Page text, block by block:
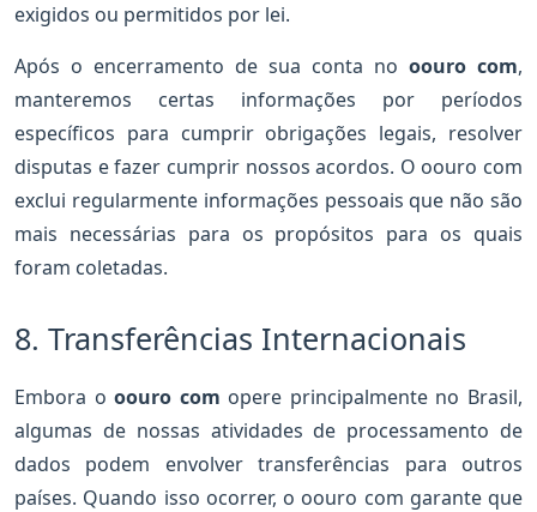
exigidos ou permitidos por lei.
Após o encerramento de sua conta no oouro com,
manteremos certas informações por períodos
específicos para cumprir obrigações legais, resolver
disputas e fazer cumprir nossos acordos. O oouro com
exclui regularmente informações pessoais que não são
mais necessárias para os propósitos para os quais
foram coletadas.
8. Transferências Internacionais
Embora ooouro com opere principalmente no Brasil,
algumas de nossas atividades de processamento de
dados podem envolver transferências para outros
países. Quando isso ocorrer, o oouro com garante que